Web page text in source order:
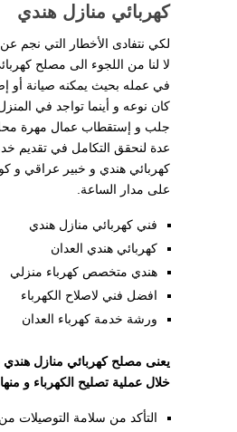
كهربائي منازل هندي
لكي نتفادى الأخطار التي نجم عن
لا لنا من اللجوء الى مصلح
في عمله بحيث يمكنه صيانة أو
كان نوعه و أينما تواجد في
جلب و إستقطاب عمال مهرة
عدة لنحقق التكامل في تقديم
كهربائي هندي و خبير عراقي و
على مدار الساعة.
فني كهربائي منازل هندي
كهربائي هندي العدان
هندي متخصص كهرباء منزلي
افضل فني لاصلاح الكهرباء
ورشة خدمة كهرباء العدان
يعنى مصلح كهربائي منازل هندي
خلال عملية تصليح الكهرباء و
التأكد من سلامة التوصيلات